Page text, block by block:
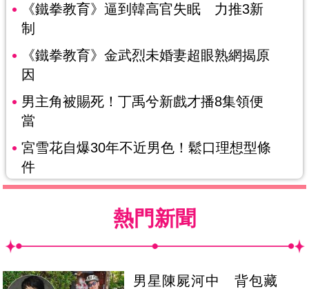
《鐵拳教育》逼到韓高官失眠 力推3新
制
《鐵拳教育》金武烈未婚妻超眼熟網揭原
因
男主角被賜死！丁禹兮新戲才播8集領便
當
宮雪花自爆30年不近男色！鬆口理想型條
件
熱門新聞
男星陳屍河中 背包藏